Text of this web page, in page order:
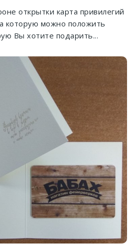
открытки карта привилегий
которую можно положить
Вы хотите подарить...